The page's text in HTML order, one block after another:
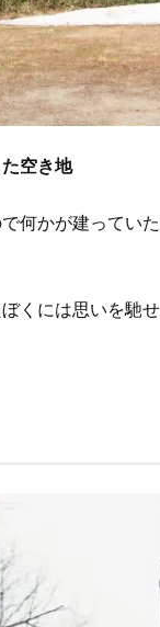
空き地
何かが建ってい
くには思いを馳